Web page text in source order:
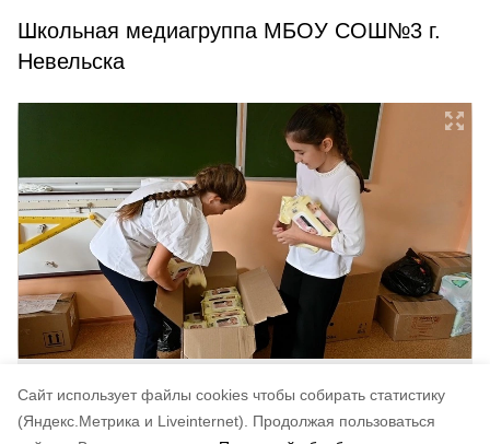
Cайт использует файлы cookies чтобы собирать статистику
(Яндекс.Метрика и Liveinternet).
Продолжая пользоваться
Школьная медиагруппа МБОУ СОШ№3 г.
Невельска
Невельска